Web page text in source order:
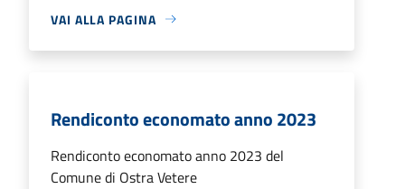
VAI ALLA PAGINA
Rendiconto economato anno 2023
Rendiconto economato anno 2023 del
Comune di Ostra Vetere